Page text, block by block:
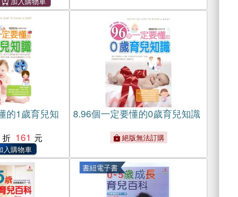
的1歲育兒知
161
8.96個一定要懂的0歲育兒知識
絕版無法訂購
書紐電子書